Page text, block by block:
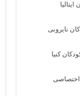
نایروبی
کنیا
اختصاصی